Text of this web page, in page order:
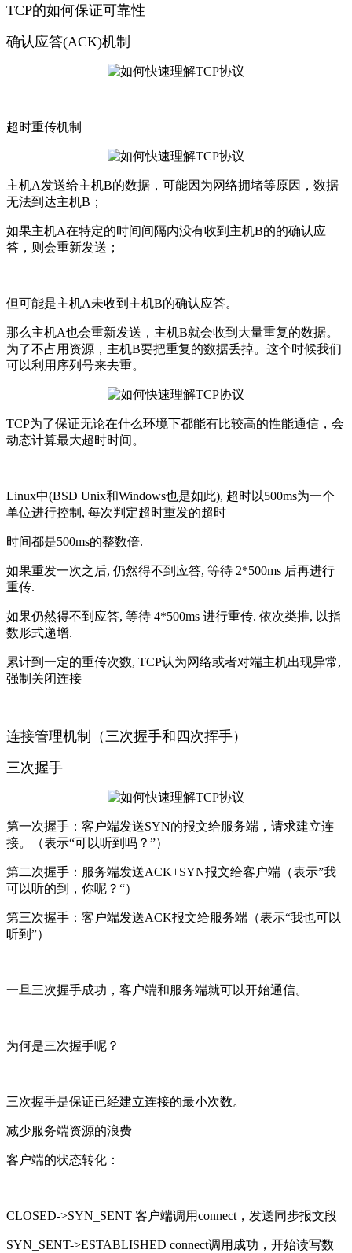
TCP的如何保证可靠性
确认应答(ACK)机制
超时重传机制
主机A发送给主机B的数据，可能因为网络拥堵等原因，数据
无法到达主机B；
如果主机A在特定的时间间隔内没有收到主机B的的确认应
答，则会重新发送；
但可能是主机A未收到主机B的确认应答。
那么主机A也会重新发送，主机B就会收到大量重复的数据。
为了不占用资源，主机B要把重复的数据丢掉。这个时候我们
可以利用序列号来去重。
TCP为了保证无论在什么环境下都能有比较高的性能通信，会
动态计算最大超时时间。
Linux中(BSD Unix和Windows也是如此), 超时以500ms为一个
单位进行控制, 每次判定超时重发的超时
时间都是500ms的整数倍.
如果重发一次之后, 仍然得不到应答, 等待 2*500ms 后再进行
重传.
如果仍然得不到应答, 等待 4*500ms 进行重传. 依次类推, 以指
数形式递增.
累计到一定的重传次数, TCP认为网络或者对端主机出现异常,
强制关闭连接
连接管理机制（三次握手和四次挥手）
三次握手
第一次握手：客户端发送SYN的报文给服务端，请求建立连
接。（表示“可以听到吗？”）
第二次握手：服务端发送ACK+SYN报文给客户端（表示”我
可以听的到，你呢？“）
第三次握手：客户端发送ACK报文给服务端（表示“我也可以
听到”）
一旦三次握手成功，客户端和服务端就可以开始通信。
为何是三次握手呢？
三次握手是保证已经建立连接的最小次数。
减少服务端资源的浪费
客户端的状态转化：
CLOSED->SYN_SENT 客户端调用connect，发送同步报文段
SYN_SENT->ESTABLISHED connect调用成功，开始读写数